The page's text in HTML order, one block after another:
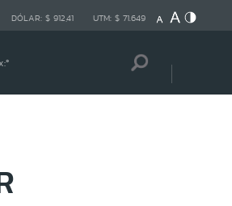
DÓLAR: $ 912,41 UTM: $ 71.649
º